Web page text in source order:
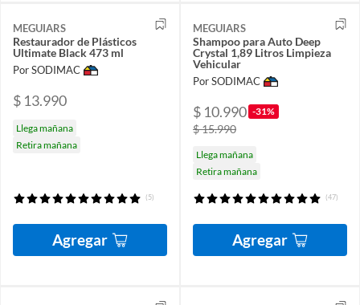
MEGUIARS
Restaurador de Plásticos
Ultimate Black 473 ml
Por SODIMAC
$ 13.990
Llega mañana
Retira mañana
(5)
Agregar
MEGUIARS
Shampoo para Auto Deep
Crystal 1,89 Litros Limpieza
Vehicular
Por SODIMAC
$ 10.990 -31%
$ 15.990
Llega mañana
Retira mañana
(47)
Agregar